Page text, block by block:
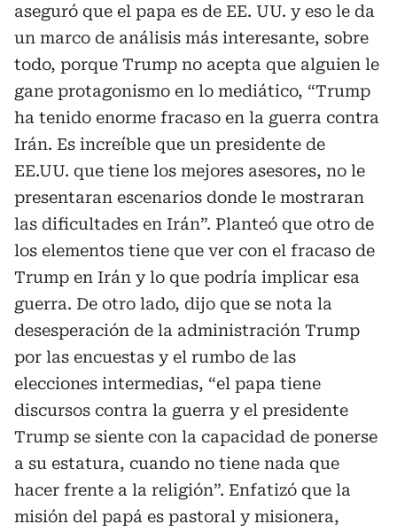
aseguró que el papa es de EE. UU. y eso le da
un marco de análisis más interesante, sobre
todo, porque Trump no acepta que alguien le
gane protagonismo en lo mediático, “Trump
ha tenido enorme fracaso en la guerra contra
Irán. Es increíble que un presidente de
EE.UU. que tiene los mejores asesores, no le
presentaran escenarios donde le mostraran
las dificultades en Irán”. Planteó que otro de
los elementos tiene que ver con el fracaso de
Trump en Irán y lo que podría implicar esa
guerra. De otro lado, dijo que se nota la
desesperación de la administración Trump
por las encuestas y el rumbo de las
elecciones intermedias, “el papa tiene
discursos contra la guerra y el presidente
Trump se siente con la capacidad de ponerse
a su estatura, cuando no tiene nada que
hacer frente a la religión”. Enfatizó que la
misión del papá es pastoral y misionera,